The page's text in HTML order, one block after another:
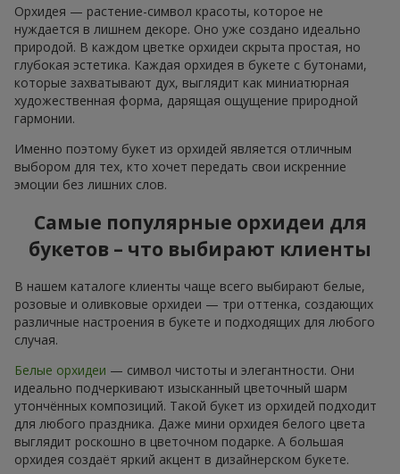
Орхидея — растение-символ красоты, которое не
нуждается в лишнем декоре. Оно уже создано идеально
природой. В каждом цветке орхидеи скрыта простая, но
глубокая эстетика. Каждая орхидея в букете с бутонами,
которые захватывают дух, выглядит как миниатюрная
художественная форма, дарящая ощущение природной
гармонии.
Именно поэтому букет из орхидей является отличным
выбором для тех, кто хочет передать свои искренние
эмоции без лишних слов.
Самые популярные орхидеи для
букетов – что выбирают клиенты
В нашем каталоге клиенты чаще всего выбирают белые,
розовые и оливковые орхидеи — три оттенка, создающих
различные настроения в букете и подходящих для любого
случая.
Белые орхидеи — символ чистоты и элегантности. Они
идеально подчеркивают изысканный цветочный шарм
утончённых композиций. Такой букет из орхидей подходит
для любого праздника. Даже мини орхидея белого цвета
выглядит роскошно в цветочном подарке. А большая
орхидея создаёт яркий акцент в дизайнерском букете.